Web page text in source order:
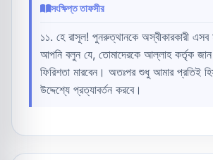
সংক্ষিপ্ত তাফসীর
১১. হে রাসূল! পুনরুত্থানকে অস্বীকারকারী এসব
আপনি বলুন যে, তোমাদেরকে আল্লাহ কর্তৃক
ফিরিশতা মারবেন। অতঃপর শুধু আমার প্রতিই
উদ্দেশ্যে প্রত্যাবর্তন করবে।